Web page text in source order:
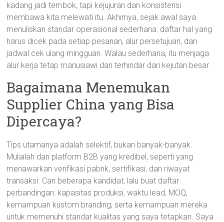
kadang jadi tembok, tapi kejujuran dan konsistensi
membawa kita melewati itu. Akhirnya, sejak awal saya
menuliskan standar operasional sederhana: daftar hal yang
harus dicek pada setiap pesanan, alur persetujuan, dan
jadwal cek ulang mingguan. Walau sederhana, itu menjaga
alur kerja tetap manusiawi dan terhindar dari kejutan besar.
Bagaimana Menemukan
Supplier China yang Bisa
Dipercaya?
Tips utamanya adalah selektif, bukan banyak-banyak.
Mulailah dari platform B2B yang kredibel, seperti yang
menawarkan verifikasi pabrik, sertifikasi, dan riwayat
transaksi. Cari beberapa kandidat, lalu buat daftar
perbandingan: kapasitas produksi, waktu lead, MOQ,
kemampuan kustom branding, serta kemampuan mereka
untuk memenuhi standar kualitas yang saya tetapkan. Saya